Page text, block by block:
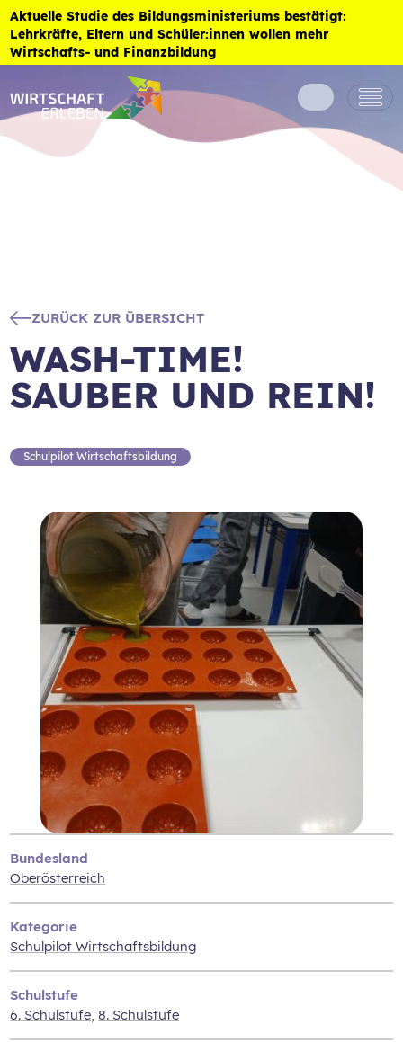
Zum Inhalt der Seite springen
Aktuelle Studie des Bildungsministeriums bestätigt:
Lehrkräfte, Eltern und Schüler:innen wollen mehr
Wirtschafts- und Finanzbildung
ZURÜCK ZUR ÜBERSICHT
WASH-TIME!
SAUBER UND REIN!
Schulpilot Wirtschaftsbildung
Bundesland
Oberösterreich
Kategorie
Schulpilot Wirtschaftsbildung
Schulstufe
6. Schulstufe, 8. Schulstufe